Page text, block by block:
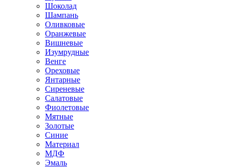
Шоколад
Шампань
Оливковые
Оранжевые
Вишневые
Изумрудные
Венге
Ореховые
Янтарные
Сиреневые
Салатовые
Фиолетовые
Мятные
Золотые
Синие
Материал
МДФ
Эмаль